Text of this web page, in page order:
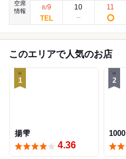
空席
情報
8/9 10 11
このエリアで人気のお店
1
揚雫
4.36
2
1000